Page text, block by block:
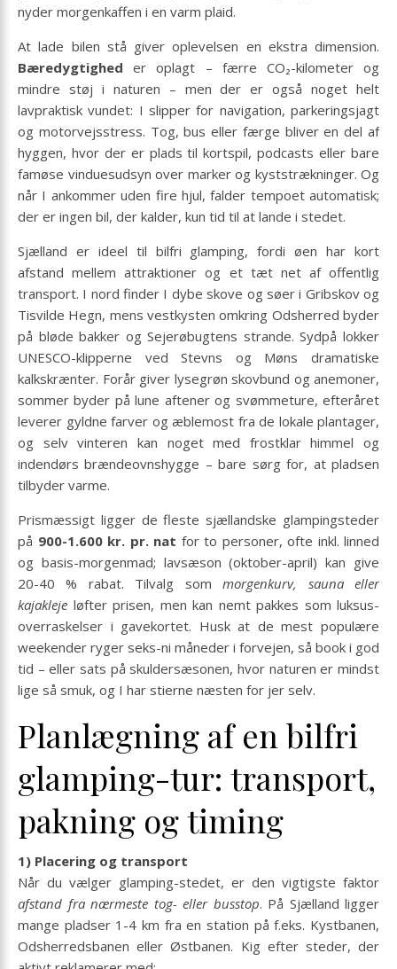
nyder morgenkaffen i en varm plaid.
At lade bilen stå giver oplevelsen en ekstra dimension.
Bæredygtighed er oplagt – færre CO₂-kilometer og
mindre støj i naturen – men der er også noget helt
lavpraktisk vundet: I slipper for navigation, parkeringsjagt
og motorvejsstress. Tog, bus eller færge bliver en del af
hyggen, hvor der er plads til kortspil, podcasts eller bare
famøse vinduesudsyn over marker og kyststrækninger. Og
når I ankommer uden fire hjul, falder tempoet automatisk;
der er ingen bil, der kalder, kun tid til at lande i stedet.
Sjælland er ideel til bilfri glamping, fordi øen har kort
afstand mellem attraktioner og et tæt net af offentlig
transport. I nord finder I dybe skove og søer i Gribskov og
Tisvilde Hegn, mens vestkysten omkring Odsherred byder
på bløde bakker og Sejerøbugtens strande. Sydpå lokker
UNESCO-klipperne ved Stevns og Møns dramatiske
kalkskrænter. Forår giver lysegrøn skovbund og anemoner,
sommer byder på lune aftener og svømmeture, efteråret
leverer gyldne farver og æblemost fra de lokale plantager,
og selv vinteren kan noget med frostklar himmel og
indendørs brændeovns­hygge – bare sørg for, at pladsen
tilbyder varme.
Prismæssigt ligger de fleste sjællandske glampingsteder
på 900-1.600 kr. pr. nat for to personer, ofte inkl. linned
og basis-morgenmad; lavsæson (oktober-april) kan give
20-40 % rabat. Tilvalg sommorgenkurv, sauna eller
kajakleje løfter prisen, men kan nemt pakkes som luksus­
overraskelser i gavekortet. Husk at de mest populære
weekender ryger seks-ni måneder i forvejen, så book i god
tid – eller sats på skuldersæsonen, hvor naturen er mindst
lige så smuk, og I har stierne næsten for jer selv.
Planlægning af en bilfri
glamping-tur: transport,
pakning og timing
1) Placering og transport
Når du vælger glamping-stedet, er den vigtigste faktor
afstand fra nærmeste tog- eller busstop. På Sjælland ligger
mange pladser 1-4 km fra en station på f.eks. Kystbanen,
Odsherredsbanen eller Østbanen. Kig efter steder, der